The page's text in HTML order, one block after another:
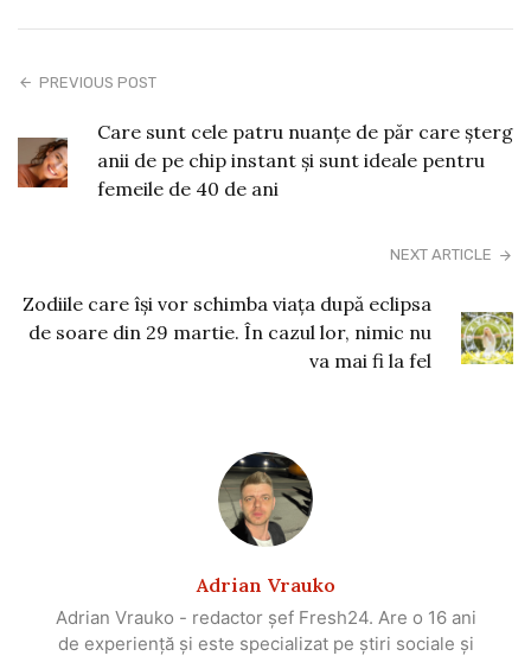
PREVIOUS POST
Care sunt cele patru nuanțe de păr care șterg
anii de pe chip instant și sunt ideale pentru
femeile de 40 de ani
NEXT ARTICLE
Zodiile care își vor schimba viața după eclipsa
de soare din 29 martie. În cazul lor, nimic nu
va mai fi la fel
Adrian Vrauko
Adrian Vrauko - redactor șef Fresh24. Are o 16 ani
de experiență și este specializat pe știri sociale și